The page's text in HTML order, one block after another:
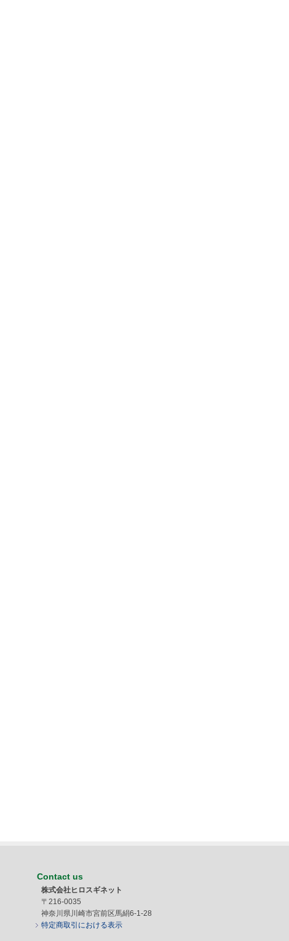
Contact us
株式会社ヒロスギネット
〒216-0035
神奈川県川崎市宮前区馬絹6-1-28
特定商取引における表示